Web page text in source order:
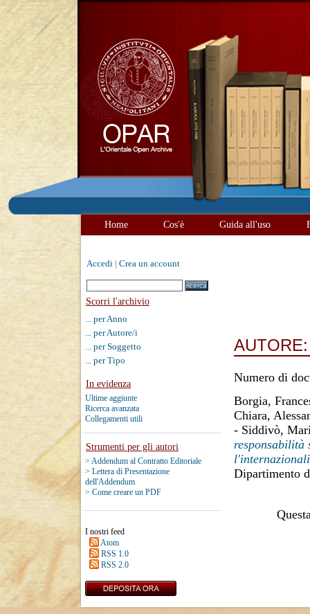
Home Cos'è Guida all'uso
Accedi Crea un account
Scorri l'archivio
... per Anno
... per Autore/i
... per Soggetto
... per Tipo
In evidenza
Ultime aggiunte
Ricerca avanzata
Collegamenti utili
Strumenti per gli autori
> Addendum al Contratto Editoriale
> Lettera di Presentazione
dell'Addendum
> Come creare un PDF
I nostri feed
Atom
RSS 1.0
RSS 2.0
Numero di
Borgia,
Chiara,
- Siddivò,
responsabilità
Dipartimento